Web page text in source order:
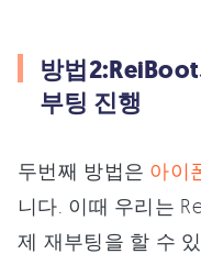
방법
부팅 진행
두번째 방법은 아이
니다. 이때 우리는
제 재부팅을 할 수